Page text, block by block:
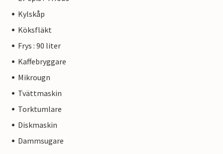
Kylskåp
Köksfläkt
Frys : 90 liter
Kaffebryggare
Mikrougn
Tvättmaskin
Torktumlare
Diskmaskin
Dammsugare